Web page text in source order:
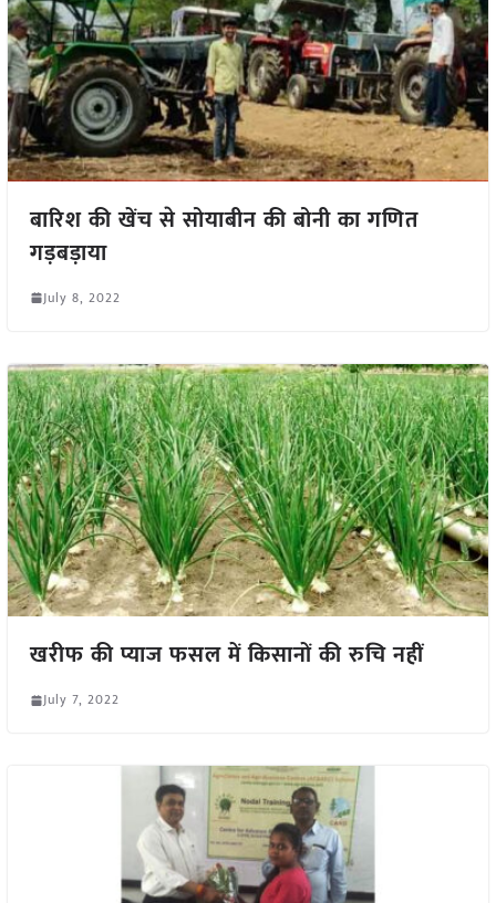
बारिश की खेंच से सोयाबीन की बोनी का गणित
गड़बड़ाया
July 8, 2022
खरीफ की प्याज फसल में किसानों की रुचि नहीं
July 7, 2022